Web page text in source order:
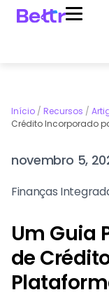
Início / Recursos /
Crédito Incorporado
novembro 5,
Finanças
Um Guia
de